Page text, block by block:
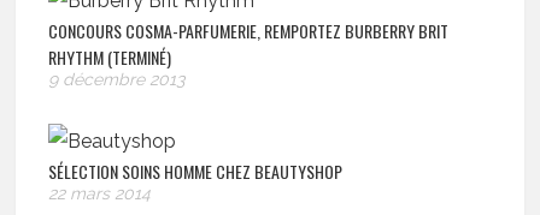
CONCOURS COSMA-PARFUMERIE, REMPORTEZ BURBERRY BRIT
RHYTHM (TERMINÉ)
9 décembre 2013
SÉLECTION SOINS HOMME CHEZ BEAUTYSHOP
22 mars 2014